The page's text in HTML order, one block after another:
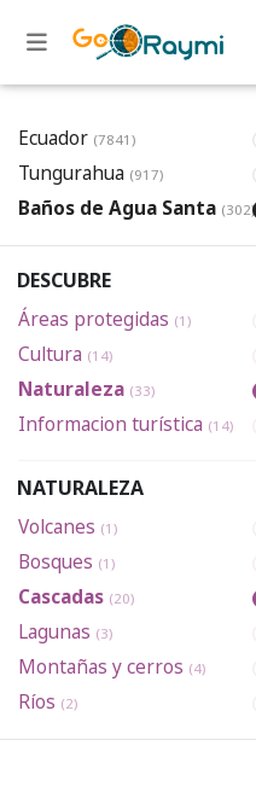
Ecuador (7841)
Tungurahua (917)
Baños de Agua Santa (302)
DESCUBRE
Áreas protegidas (1)
Cultura (14)
Naturaleza (33)
Informacion turística (14)
NATURALEZA
Volcanes (1)
Bosques (1)
Cascadas (20)
Lagunas (3)
Montañas y cerros (4)
Ríos (2)